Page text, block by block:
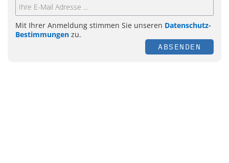
Mit Ihrer Anmeldung stimmen Sie unseren Datenschutz-
Bestimmungen zu.
ABSENDEN